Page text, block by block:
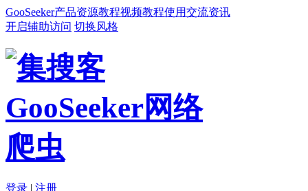
GooSeeker产品资源教程视频教程使用交流资讯
开启辅助访问 切换风格
登录 | 注册